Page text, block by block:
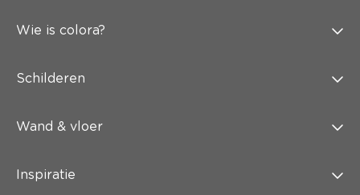
Wie is colora?
Schilderen
Wand & vloer
Inspiratie